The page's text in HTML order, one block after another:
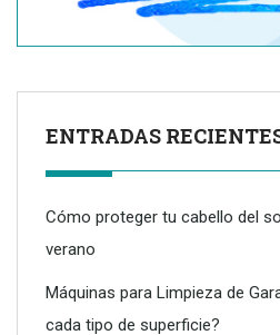
Dreame advierte: no todos los
ENTRADAS
Cómo proteger tu cabello del
verano
Máquinas para Limpieza de
cada tipo de superficie?